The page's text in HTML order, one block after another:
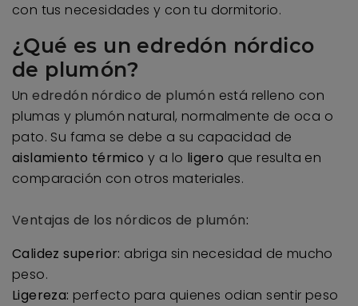
con tus necesidades y con tu dormitorio.
¿Qué es un edredón nórdico
de plumón?
Unedredón nórdico de plumón está relleno con
plumas y plumón natural, normalmente de oca o
pato. Su fama se debe a su capacidad de
aislamiento térmico y a lo ligero que resulta en
comparación con otros materiales.
Ventajas de los nórdicos de plumón:
Calidez superior: abriga sin necesidad de mucho
peso.
Ligereza: perfecto para quienes odian sentir peso